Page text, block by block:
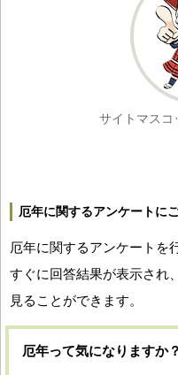
サイトマスコ
厄年に関するアンケートに
厄年に関するアンケートを
すぐに回答結果が表示され
見ることができます。
厄年って気になりますか？